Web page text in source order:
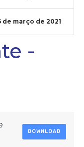
de março de 2021
-
DOWNLOAD